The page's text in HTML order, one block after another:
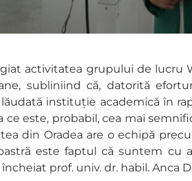
activitatea grupului de lucru
subliniind că, datorită
instituție academică în
este, probabil, cea mai
din Oradea are o echipă
este faptul că suntem cu
prof. univ. dr. habil. Anca